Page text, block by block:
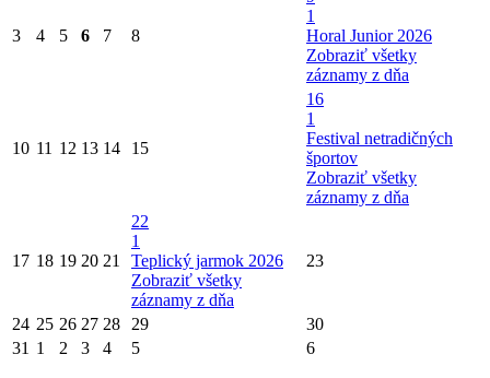
3 4 5 6 7 8
1
Horal Junior 2026
Zobraziť všetky
záznamy z dňa
10 11 12 13 14 15
16
1
Festival netradičných
športov
Zobraziť všetky
záznamy z dňa
17 18 19 20 21
22
1
Teplický jarmok 2026
Zobraziť všetky
záznamy z dňa
23
24 25 26 27 28 29
30
31 1 2 3 4 5 6